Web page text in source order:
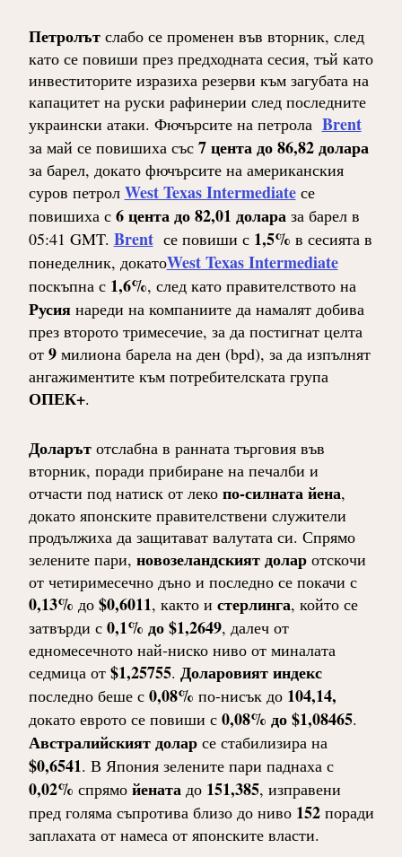
Петролътслабо се променен във вторник, след
като се повиши през предходната сесия, тъй като
инвеститорите изразиха резерви към загубата на
капацитет на руски рафинерии след последните
украински атаки. Фючърсите на петрола Brent
за май се повишиха със7 цента до 86,82 долара
за барел, докато фючърсите на американския
суров петрол West Texas Intermediateсе
повишиха с 6 цента до 82,01 долараза барел в
05:41 GMT. Brentсе повиши с 1,5% в сесията в
понеделник, докатоWest Texas Intermediate
поскъпна с1,6%, след като правителството на
Русиянареди на компаниите да намалят добива
през второто тримесечие, за да постигнат целта
от 9милиона барела на ден (bpd), за да изпълнят
ангажиментите към потребителската група
ОПЕК+.
Доларътотслабна в ранната търговия във
вторник, поради прибиране на печалби и
отчасти под натиск от леко по-силната йена,
докато японските правителствени служители
продължиха да защитават валутата си. Спрямо
зелените пари, новозеландският доларотскочи
от четиримесечно дъно и последно се покачи с
0,13% до $0,6011, както и стерлинга, който се
затвърди с 0,1% до $1,2649, далеч от
едномесечното най-ниско ниво от миналата
седмица от $1,25755. Доларовият индекс
последно беше с 0,08% по-нисък до 104,14,
докато еврото се повиши с 0,08% до $1,08465.
Австралийският доларсе стабилизира на
$0,6541. В Япония зелените пари паднаха с
0,02% спрямо йенатадо 151,385, изправени
пред голяма съпротива близо до ниво 152поради
заплахата от намеса от японските власти.